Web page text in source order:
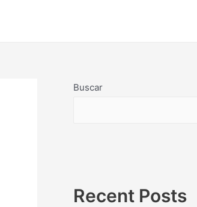
Buscar
Recent Posts